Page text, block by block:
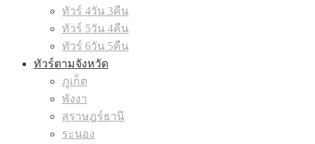
ทัวร์ 4วัน 3คืน
ทัวร์ 5วัน 4คืน
ทัวร์ 6วัน 5คืน
ทัวร์ตามจังหวัด
ภูเก็ต
พังงา
สุราษฎร์ธานี
ระนอง